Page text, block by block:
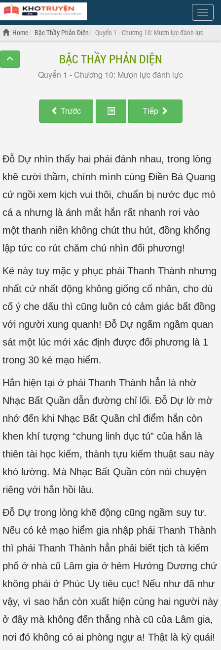
Show
Menu
Home Bậc Thầy Phản Diện Quyển 1 - Chương 10: Mượn lực đánh lực
BẬC THẦY PHẢN DIỆN
Quyển 1 - Chương 10: Mượn lực đánh lực
Trước Tiếp
Đỗ Dự nhìn thấy hai phái đánh nhau, trong lòng
khẽ cười thầm, chính mình cùng Điền Bá Quang
cứ ngồi xem kịch vui thôi, chuẩn bị nước đục mò
cá a nhưng là ánh mắt hắn rất nhanh rơi vào
một thanh niên không chút thu hút, đồng khổng
lập tức co rút chăm chú nhìn đối phương!
Kẻ này tuy mặc y phục phái Thanh Thành nhưng
nhất cử nhất động không giống cổ nhân, cho dù
cố ý che dấu thì cũng luôn có cảm giác bất đồng
với người xung quanh! Đỗ Dự ngấm ngầm quan
sát một lúc mới xác định được đối phương là 1
trong 30 kẻ mạo hiểm.
Hắn hiện tại ở phái Thanh Thành hẳn là nhờ
Nhạc Bất Quần dẫn đường chỉ lối. Đỗ Dự lờ mờ
nhớ đến khi Nhạc Bất Quần chỉ điểm hắn còn
khen khí tượng “chung linh dục tú” của hắn là
thiên tài học kiếm, thành tựu kiếm thuật sau này
khó lường. Mà Nhạc Bất Quần còn nói chuyện
riêng với hắn hồi lâu.
Đỗ Dự trong lòng khẽ động cũng ngầm suy tư.
Nếu có kẻ mạo hiểm gia nhập phái Thanh Thành
thì phái Thanh Thành hẳn phải biết tịch tà kiếm
phổ ở nhà cũ Lâm gia ở hẻm Hướng Dương chứ
không phải ở Phúc Uy tiêu cục! Nếu như đã như
vậy, vì sao hắn còn xuất hiện cùng hai người này
ở đây mà không đến thẳng nhà cũ của Lâm gia,
nơi đó không có ai phòng ngự a! Thật là kỳ quái!